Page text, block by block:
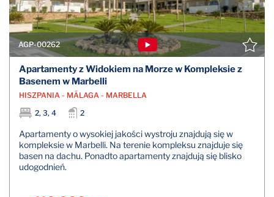
AGP-00262
Apartamenty z Widokiem na Morze w Kompleksie z
Basenem w Marbelli
HISZPANIA - MÁLAGA - MARBELLA
2, 3, 4
2
Apartamenty o wysokiej jakości wystroju znajdują się w
kompleksie w Marbelli. Na terenie kompleksu znajduje się
basen na dachu. Ponadto apartamenty znajdują się blisko
udogodnień.